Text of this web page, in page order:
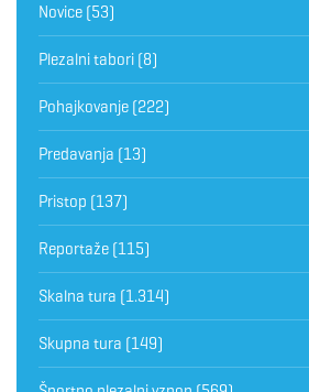
Novice (53)
Plezalni tabori (8)
Pohajkovanje (222)
Predavanja (13)
Pristop (137)
Reportaže (115)
Skalna tura (1.314)
Skupna tura (149)